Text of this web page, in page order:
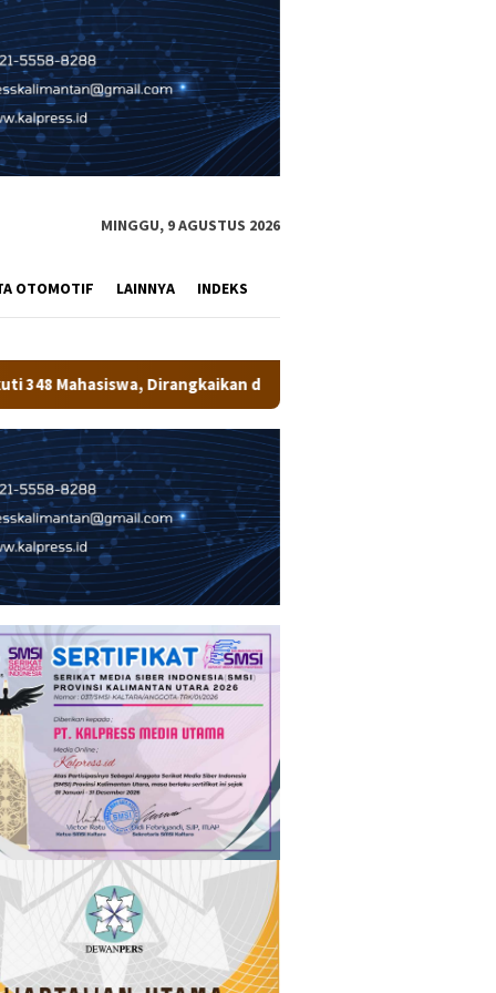
MINGGU, 9 AGUSTUS 2026
OTOMOTIF LAINNYA INDEKS
dengan Penanaman Pohon